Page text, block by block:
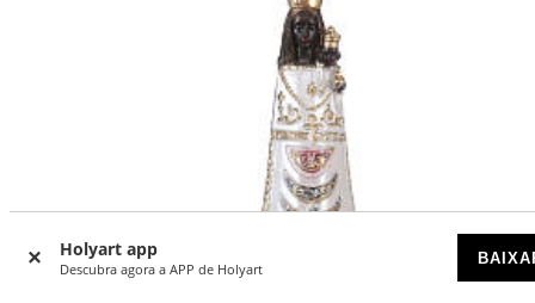
Holyart app
Descubra agora a APP de Holyart